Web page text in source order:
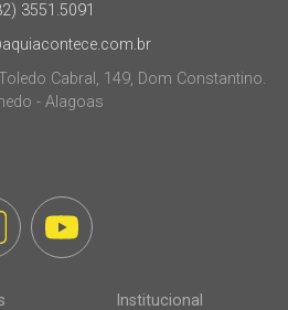
3551.5091
Cabral, 149, Dom Constantino.
- Alagoas
Institucional